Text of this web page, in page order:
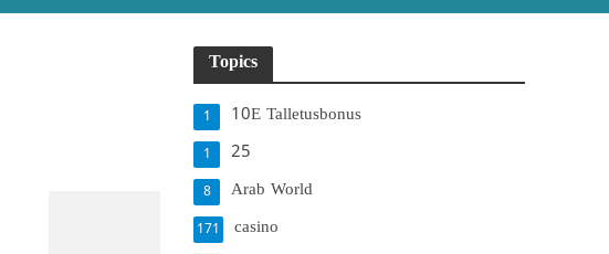
Topics
10E Talletusbonus
1
25
1
Arab World
8
casino
171